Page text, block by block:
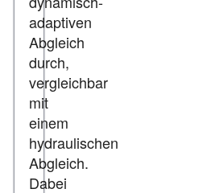
adaptiven
Abgleich
durch,
vergleichbar
mit
einem
hydraulischen
Abgleich.
Dabei